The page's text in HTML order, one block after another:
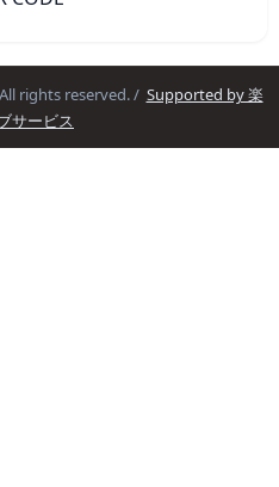
rights reserved. / Supported by 楽
サービス